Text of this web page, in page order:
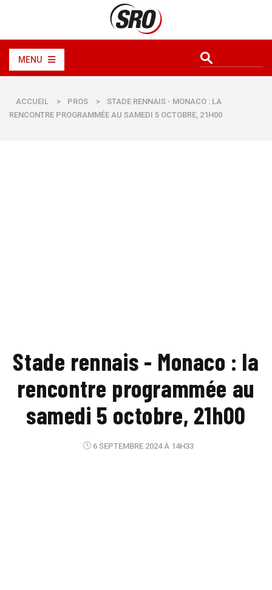
MENU
ACCUEIL > PROS >
STADE RENNAIS - MONACO : LA
RENCONTRE PROGRAMMÉE AU SAMEDI 5 OCTOBRE, 21H00
Stade rennais - Monaco : la
rencontre programmée au
samedi 5 octobre, 21h00
6 SEPTEMBRE 2024 À 14H33